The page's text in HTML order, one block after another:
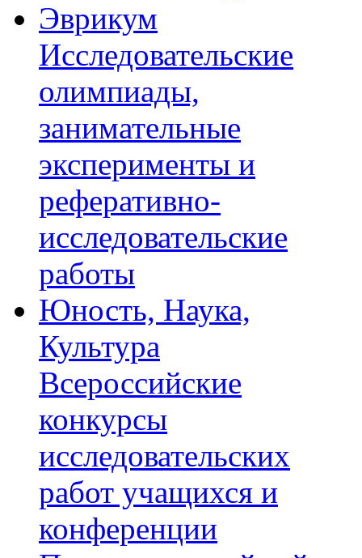
Эврикум
Исследовательские
олимпиады,
занимательные
эксперименты и
реферативно-
исследовательские
работы
Юность, Наука,
Культура
Всероссийские
конкурсы
исследовательских
работ учащихся и
конференции